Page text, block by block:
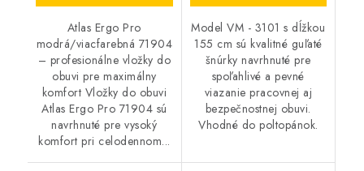
Atlas Ergo Pro
modrá/viacfarebná 71904
– profesionálne vložky do
obuvi pre maximálny
komfort Vložky do obuvi
Atlas Ergo Pro 71904 sú
navrhnuté pre vysoký
komfort pri celodennom...
Model VM - 3101 s dĺžkou
155 cm sú kvalitné guľaté
šnúrky navrhnuté pre
spoľahlivé a pevné
viazanie pracovnej aj
bezpečnostnej obuvi.
Vhodné do poltopánok.